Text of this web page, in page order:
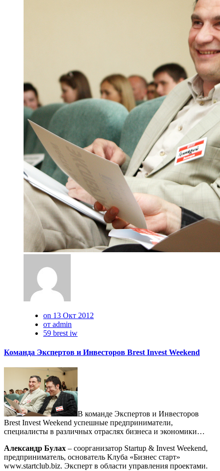
on 13 Окт 2012
от admin
59 brest iw
Команда Экспертов и Инвесторов Brest Invest Weekend
В команде Экспертов и Инвесторов
Brest Invest Weekend успешные предприниматели,
специалисты в различных отраслях бизнеса и экономики…
Александр Булах – соорганизатор Startup & Invest Weekend,
предприниматель, основатель Клуба «Бизнес старт»
www.startclub.biz. Эксперт в области управления проектами.